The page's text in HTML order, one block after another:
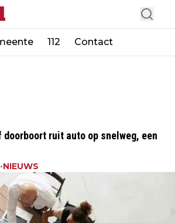
112 Contact
ruit auto op snelweg, een
•NIEUWS